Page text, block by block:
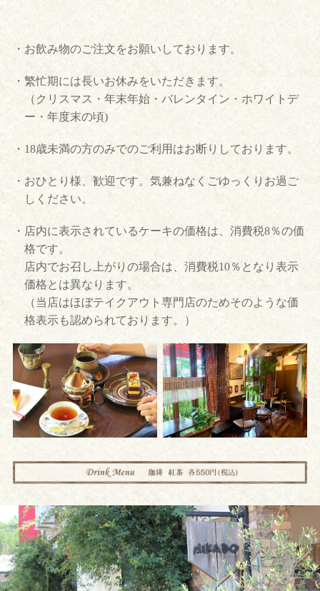
・お飲み物のご注文をお願いしております。
・繁忙期には長いお休みをいただきます。
（クリスマス・年末年始・バレンタイン・ホワイトデ
ー・年度末の頃)
・18歳未満の方のみでのご利用はお断りしております。
・おひとり様、歓迎です。気兼ねなくごゆっくりお過ご
しください。
・店内に表示されているケーキの価格は、消費税8％の価
格です。
店内でお召し上がりの場合は、消費税10％となり表示
価格とは異なります。
（当店はほぼテイクアウト専門店のためそのような価
格表示も認められております。）